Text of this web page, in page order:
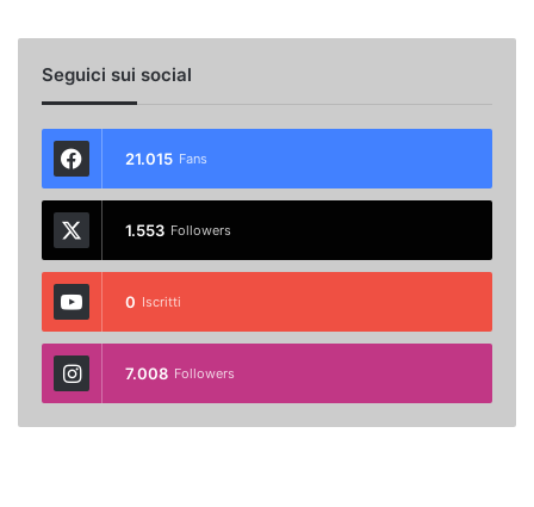
Seguici sui social
21.015 Fans
1.553 Followers
0 Iscritti
7.008 Followers